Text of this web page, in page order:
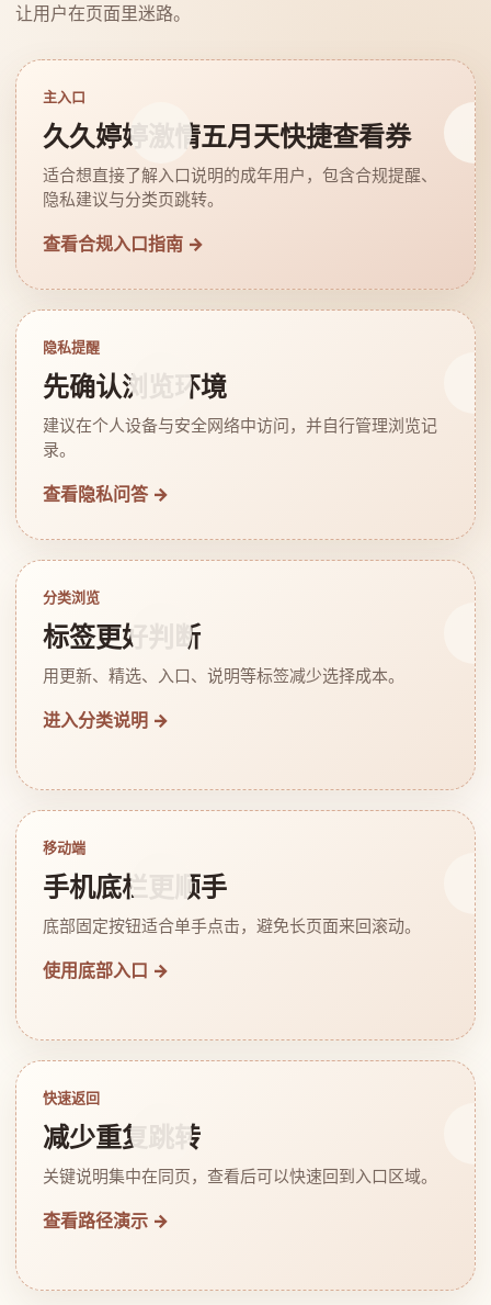
让用户在页面里迷路。
主入口
久久婷婷激情五月天快捷查看券
适合想直接了解入口说明的成年用户，包含合规提醒、
隐私建议与分类页跳转。
查看合规入口指南 →
隐私提醒
先确认浏览环境
建议在个人设备与安全网络中访问，并自行管理浏览记
录。
查看隐私问答 →
分类浏览
标签更好判断
用更新、精选、入口、说明等标签减少选择成本。
进入分类说明 →
移动端
手机底栏更顺手
底部固定按钮适合单手点击，避免长页面来回滚动。
使用底部入口 →
快速返回
减少重复跳转
关键说明集中在同页，查看后可以快速回到入口区域。
查看路径演示 →